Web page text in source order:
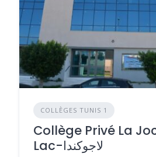
COLLÈGES TUNIS 1
Collège Privé La
Lac-لاجوكندا